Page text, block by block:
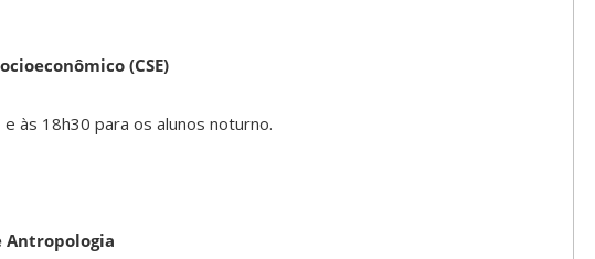
(CSE)
às 18h30 para os alunos noturno.
Antropologia